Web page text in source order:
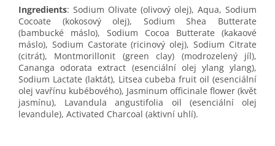
Ingredients: Sodium Olivate (olivový olej), Aqua, Sodium
Cocoate (kokosový olej), Sodium Shea Butterate
(bambucké máslo), Sodium Cocoa Butterate (kakaové
máslo), Sodium Castorate (ricinový olej), Sodium Citrate
(citrát), Montmorillonit (green clay) (modrozelený jíl),
Cananga odorata extract (esenciální olej ylang ylang),
Sodium Lactate (laktát), Litsea cubeba fruit oil (esenciální
olej vavřínu kubébového), Jasminum officinale flower (květ
jasmínu), Lavandula angustifolia oil (esenciální olej
levandule), Activated Charcoal (aktivní uhlí).